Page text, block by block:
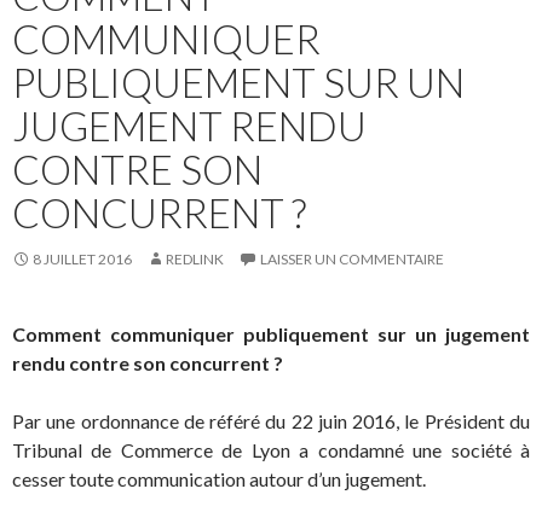
COMMUNIQUER
PUBLIQUEMENT SUR UN
JUGEMENT RENDU
CONTRE SON
CONCURRENT ?
8 JUILLET 2016 REDLINK LAISSER UN COMMENTAIRE
Comment communiquer publiquement sur un jugement
rendu contre son concurrent ?
Par une ordonnance de référé du 22 juin 2016, le Président du
Tribunal de Commerce de Lyon a condamné une société à
cesser toute communication autour d’un jugement.